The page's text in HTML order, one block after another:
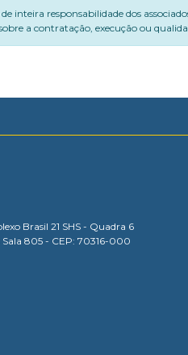
inteira responsabilidade dos
a contratação, execução ou
Brasil 21 SHS - Quadra 6
805 - CEP: 70316-000